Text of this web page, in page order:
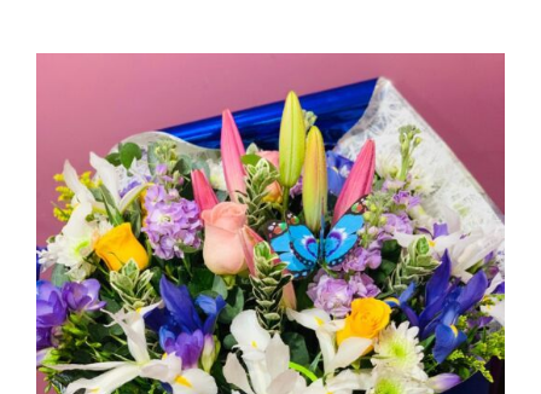
AÑADIR AL CARRITO
/
DETALLES